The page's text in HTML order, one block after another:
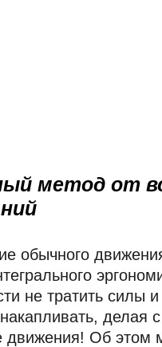
метод от
обычного
не тратить силы и
делая
движения! Об этом